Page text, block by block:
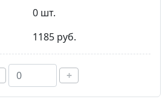
0 шт.
1185 руб.
+